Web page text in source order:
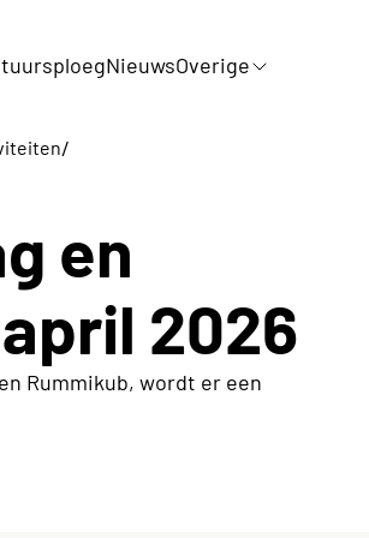
NieuwsOverige
/
en
2026
Rummikub, wordt er een